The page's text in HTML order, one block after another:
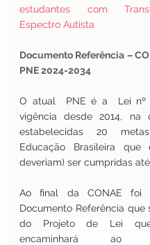
estudantes com
Espectro Autista
Documento Referência –
PNE 2024-2034
O atual  PNE é a  Lei nº
vigência desde 2014, na
estabelecidas 20
Educação Brasileira que
deveriam) ser cumpridas até
Ao final da CONAE foi
Documento Referência que
do Projeto de Lei
encaminhará ao